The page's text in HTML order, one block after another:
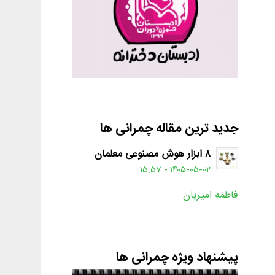
جدید ترین مقاله چمرانی ها
۸ ابزار هوش مصنوعی معلمان
۱۴۰۵-۰۵-۰۲ - ۱۵:۵۷
فاطمه امیریان
پیشنهاد ویژه چمرانی ها